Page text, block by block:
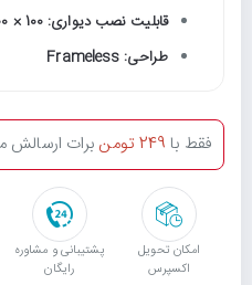
قابلیت نصب دیواری: VESA 100 × 100 میلی‌متر
طراحی: Frameless
امکان تحویل
اکسپرس
پشتیبانی و مشاوره
رایگان
فقط با 249 تومن برات ارسالش